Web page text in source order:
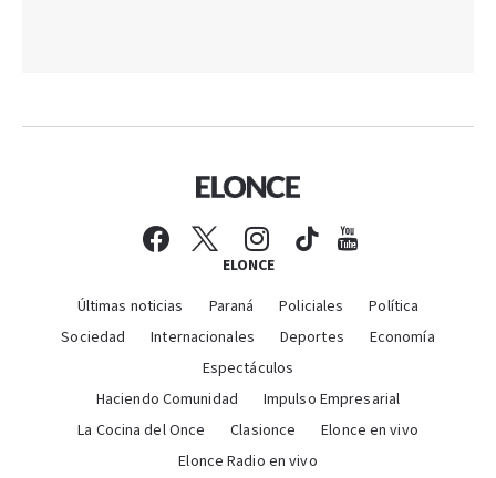
ELONCE
Últimas noticias Paraná Policiales
Política
Sociedad
Internacionales Deportes
Economía
Espectáculos
Haciendo Comunidad
Impulso Empresarial
La Cocina del Once
Clasionce
Elonce en vivo
Elonce Radio en vivo